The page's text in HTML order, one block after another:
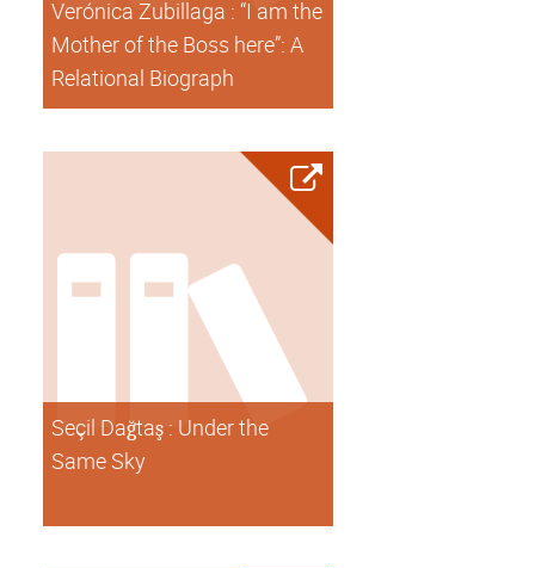
Verónica Zubillaga : “I am the
Mother of the Boss here”: A
Relational Biograph
Seçil Dağtaş : Under the
Same Sky